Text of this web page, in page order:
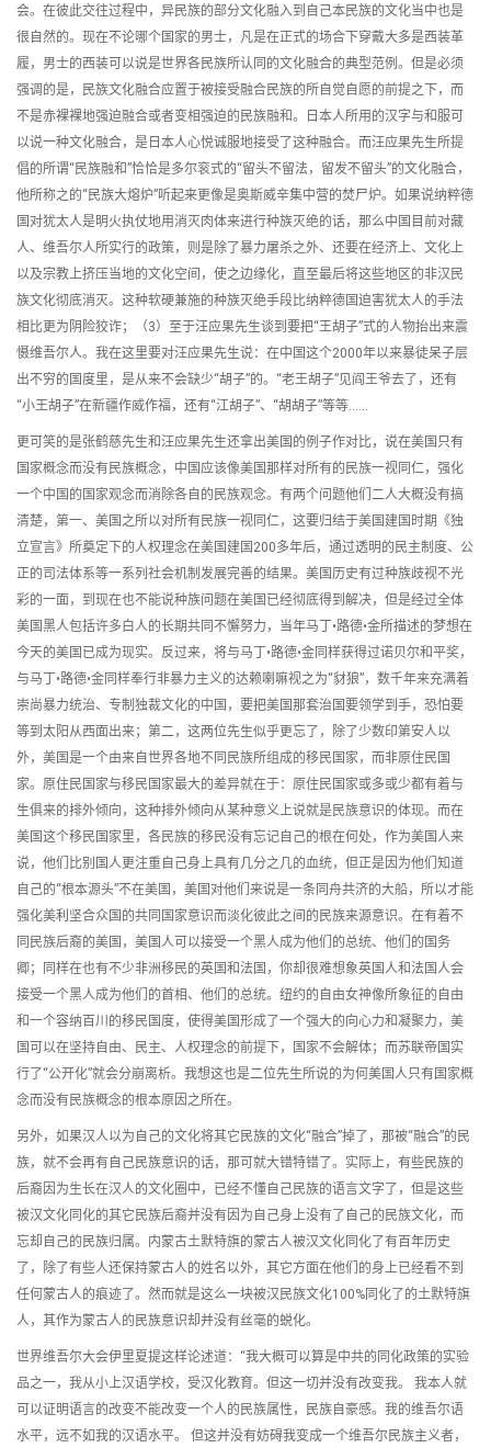
会。在彼此交往过程中，异民族的部分文化融入到自己本民族的文化当中也是
很自然的。现在不论哪个国家的男士，凡是在正式的场合下穿戴大多是西装革
履，男士的西装可以说是世界各民族所认同的文化融合的典型范例。但是必须
强调的是，民族文化融合应置于被接受融合民族的所自觉自愿的前提之下，而
不是赤裸裸地强迫融合或者变相强迫的民族融和。日本人所用的汉字与和服可
以说一种文化融合，是日本人心悦诚服地接受了这种融合。而汪应果先生所提
倡的所谓“民族融和”恰恰是多尔衮式的“留头不留法，留发不留头”的文化融合，
他所称之的“民族大熔炉”听起来更像是奥斯威辛集中营的焚尸炉。如果说纳粹德
国对犹太人是明火执仗地用消灭肉体来进行种族灭绝的话，那么中国目前对藏
人、维吾尔人所实行的政策，则是除了暴力屠杀之外、还要在经济上、文化上
以及宗教上挤压当地的文化空间，使之边缘化，直至最后将这些地区的非汉民
族文化彻底消灭。这种软硬兼施的种族灭绝手段比纳粹德国迫害犹太人的手法
相比更为阴险狡诈；（3）至于汪应果先生谈到要把“王胡子”式的人物抬出来震
慑维吾尔人。我在这里要对汪应果先生说：在中国这个2000年以来暴徒呆子层
出不穷的国度里，是从来不会缺少“胡子”的。“老王胡子”见阎王爷去了，还有
“小王胡子”在新疆作威作福，还有“江胡子”、“胡胡子”等等……
更可笑的是张鹤慈先生和汪应果先生还拿出美国的例子作对比，说在美国只有
国家概念而没有民族概念，中国应该像美国那样对所有的民族一视同仁，强化
一个中国的国家观念而消除各自的民族观念。有两个问题他们二人大概没有搞
清楚，第一、美国之所以对所有民族一视同仁，这要归结于美国建国时期《独
立宣言》所奠定下的人权理念在美国建国200多年后，通过透明的民主制度、公
正的司法体系等一系列社会机制发展完善的结果。美国历史有过种族歧视不光
彩的一面，到现在也不能说种族问题在美国已经彻底得到解决，但是经过全体
美国黑人包括许多白人的长期共同不懈努力，当年马丁•路德•金所描述的梦想在
今天的美国已成为现实。反过来，将与马丁•路德•金同样获得过诺贝尔和平奖，
与马丁•路德•金同样奉行非暴力主义的达赖喇嘛视之为“豺狼”，数千年来充满着
崇尚暴力统治、专制独裁文化的中国，要把美国那套治国要领学到手，恐怕要
等到太阳从西面出来；第二，这两位先生似乎更忘了，除了少数印第安人以
外，美国是一个由来自世界各地不同民族所组成的移民国家，而非原住民国
家。原住民国家与移民国家最大的差异就在于：原住民国家或多或少都有着与
生俱来的排外倾向，这种排外倾向从某种意义上说就是民族意识的体现。而在
美国这个移民国家里，各民族的移民没有忘记自己的根在何处，作为美国人来
说，他们比别国人更注重自己身上具有几分之几的血统，但正是因为他们知道
自己的“根本源头”不在美国，美国对他们来说是一条同舟共济的大船，所以才能
强化美利坚合众国的共同国家意识而淡化彼此之间的民族来源意识。在有着不
同民族后裔的美国，美国人可以接受一个黑人成为他们的总统、他们的国务
卿；同样在也有不少非洲移民的英国和法国，你却很难想象英国人和法国人会
接受一个黑人成为他们的首相、他们的总统。纽约的自由女神像所象征的自由
和一个容纳百川的移民国度，使得美国形成了一个强大的向心力和凝聚力，美
国可以在坚持自由、民主、人权理念的前提下，国家不会解体；而苏联帝国实
行了“公开化”就会分崩离析。我想这也是二位先生所说的为何美国人只有国家概
念而没有民族概念的根本原因之所在。
另外，如果汉人以为自己的文化将其它民族的文化“融合”掉了，那被“融合”的民
族，就不会再有自己民族意识的话，那可就大错特错了。实际上，有些民族的
后裔因为生长在汉人的文化圈中，已经不懂自己民族的语言文字了，但是这些
被汉文化同化的其它民族后裔并没有因为自己身上没有了自己的民族文化，而
忘却自己的民族归属。内蒙古土默特旗的蒙古人被汉文化同化了有百年历史
了，除了有些人还保持蒙古人的姓名以外，其它方面在他们的身上已经看不到
任何蒙古人的痕迹了。然而就是这么一块被汉民族文化100%同化了的土默特旗
人，其作为蒙古人的民族意识却并没有丝毫的蜕化。
世界维吾尔大会伊里夏提这样论述道：“我大概可以算是中共的同化政策的实验
品之一，我从小上汉语学校，受汉化教育。但这一切并没有改变我。 我本人就
可以证明语言的改变不能改变一个人的民族属性，民族自豪感。我的维吾尔语
水平，远不如我的汉语水平。 但这并没有妨碍我变成一个维吾尔民族主义者，